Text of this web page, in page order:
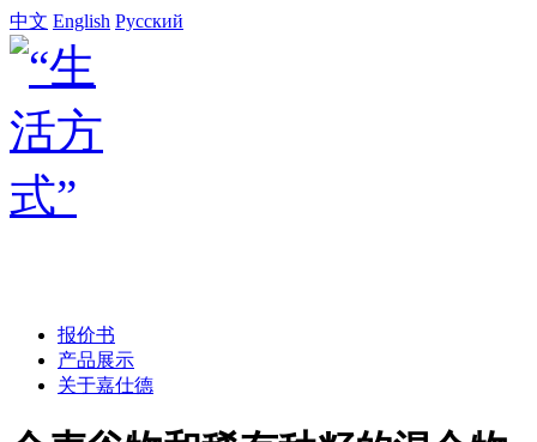
中文 English Русский
报价书
产品展示
关于嘉仕德